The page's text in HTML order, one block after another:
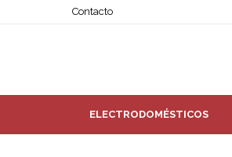
ELECTRODOMÉSTICOS
Contacto